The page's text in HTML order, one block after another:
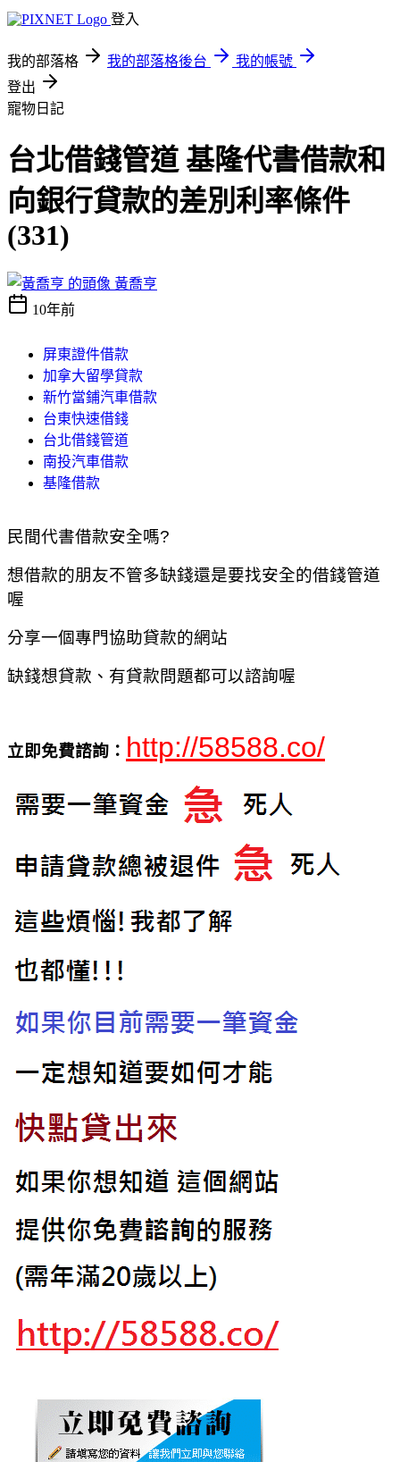
登入
我的部落格 我的部落格後台
我的帳號
登出
寵物日記
台北借錢管道 基隆代書借款和
向銀行貸款的差別利率條件
(331)
黃喬亨
10年前
屏東證件借款
加拿大留學貸款
新竹當鋪汽車借款
台東快速借錢
台北借錢管道
南投汽車借款
基隆借款
民間代書借款安全嗎?
想借款的朋友不管多缺錢還是要找安全的借錢管道
喔
分享一個專門協助貸款的網站
缺錢想貸款、有貸款問題都可以諮詢喔
立即免費諮詢： http://58588.co/